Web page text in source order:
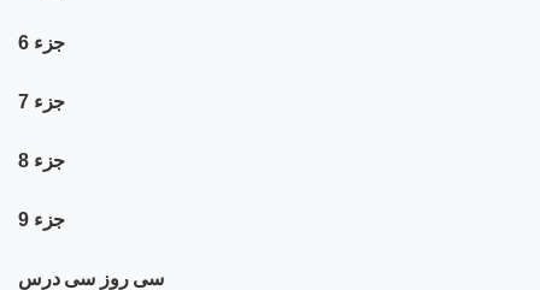
جزء 6
جزء 7
جزء 8
جزء 9
سی روز سی درس